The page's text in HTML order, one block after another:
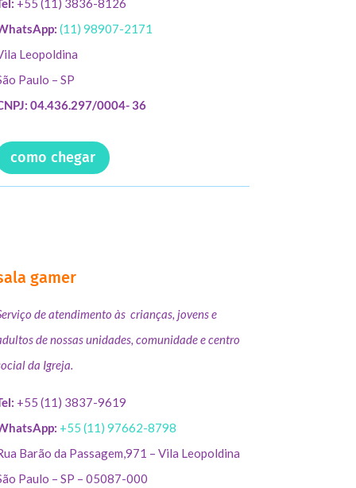
+55 (11) 3836-8126
(11) 98907-2171
Leopoldina
Paulo – SP
04.436.297/0004- 36
como chegar
gamer
de atendimento às crianças, jovens e
de nossas unidades, comunidade e centro
da Igreja.
+55 (11) 3837-9619
+55 (11) 97662-8798
Barão da Passagem,971 – Vila Leopoldina
Paulo – SP – 05087-000